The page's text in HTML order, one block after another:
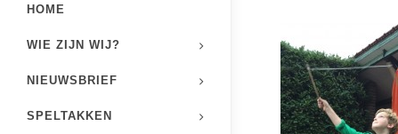
HOME
WIE ZIJN WIJ?
NIEUWSBRIEF
SPELTAKKEN